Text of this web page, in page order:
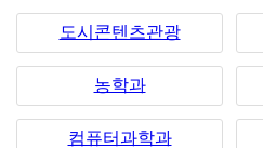
도시콘텐츠관광
농학과
컴퓨터과학과